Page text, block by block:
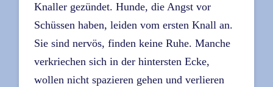
Knaller gezündet. Hunde, die Angst vor
Schüssen haben, leiden vom ersten Knall an.
Sie sind nervös, finden keine Ruhe. Manche
verkriechen sich in der hintersten Ecke,
wollen nicht spazieren gehen und verlieren